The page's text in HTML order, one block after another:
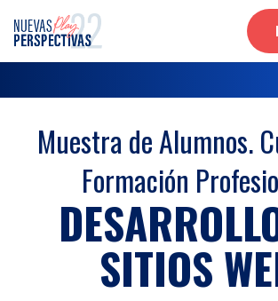
Muestra de Alumnos.
Formación
SITIOS